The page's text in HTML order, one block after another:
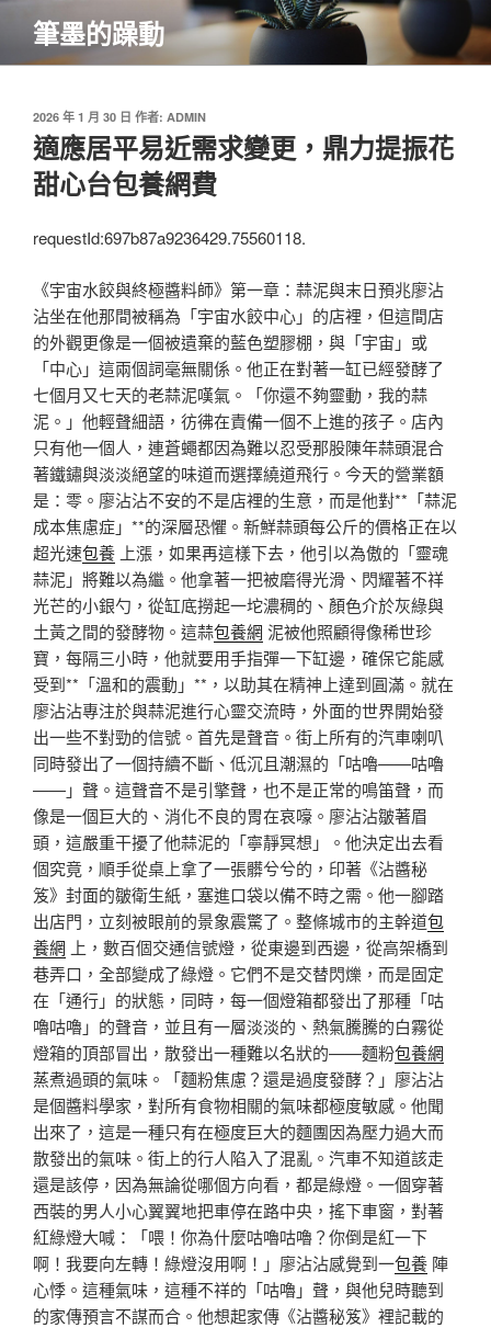
主
筆墨的躁動
發
佈
於
2026 年 1 月 30 日 作者: ADMIN
適應居平易近需求變更，鼎力提振花
甜心台包養網費
requestId:697b87a9236429.75560118.
《宇宙水餃與終極醬料師》第一章：蒜泥與末日預兆廖沾
沾坐在他那間被稱為「宇宙水餃中心」的店裡，但這間店
的外觀更像是一個被遺棄的藍色塑膠棚，與「宇宙」或
「中心」這兩個詞毫無關係。他正在對著一缸已經發酵了
七個月又七天的老蒜泥嘆氣。「你還不夠靈動，我的蒜
泥。」他輕聲細語，彷彿在責備一個不上進的孩子。店內
只有他一個人，連蒼蠅都因為難以忍受那股陳年蒜頭混合
著鐵鏽與淡淡絕望的味道而選擇繞道飛行。今天的營業額
是：零。廖沾沾不安的不是店裡的生意，而是他對**「蒜泥
成本焦慮症」**的深層恐懼。新鮮蒜頭每公斤的價格正在以
超光速包養 上漲，如果再這樣下去，他引以為傲的「靈魂
蒜泥」將難以為繼。他拿著一把被磨得光滑、閃耀著不祥
光芒的小銀勺，從缸底撈起一坨濃稠的、顏色介於灰綠與
土黃之間的發酵物。這蒜包養網 泥被他照顧得像稀世珍
寶，每隔三小時，他就要用手指彈一下缸邊，確保它能感
受到**「溫和的震動」**，以助其在精神上達到圓滿。就在
廖沾沾專注於與蒜泥進行心靈交流時，外面的世界開始發
出一些不對勁的信號。首先是聲音。街上所有的汽車喇叭
同時發出了一個持續不斷、低沉且潮濕的「咕嚕——咕嚕
——」聲。這聲音不是引擎聲，也不是正常的鳴笛聲，而
像是一個巨大的、消化不良的胃在哀嚎。廖沾沾皺著眉
頭，這嚴重干擾了他蒜泥的「寧靜冥想」。他決定出去看
個究竟，順手從桌上拿了一張髒兮兮的，印著《沾醬秘
笈》封面的皺衛生紙，塞進口袋以備不時之需。他一腳踏
出店門，立刻被眼前的景象震驚了。整條城市的主幹道包
養網 上，數百個交通信號燈，從東邊到西邊，從高架橋到
巷弄口，全部變成了綠燈。它們不是交替閃爍，而是固定
在「通行」的狀態，同時，每一個燈箱都發出了那種「咕
嚕咕嚕」的聲音，並且有一層淡淡的、熱氣騰騰的白霧從
燈箱的頂部冒出，散發出一種難以名狀的——麵粉包養網
蒸煮過頭的氣味。「麵粉焦慮？還是過度發酵？」廖沾沾
是個醬料學家，對所有食物相關的氣味都極度敏感。他聞
出來了，這是一種只有在極度巨大的麵團因為壓力過大而
散發出的氣味。街上的行人陷入了混亂。汽車不知道該走
還是該停，因為無論從哪個方向看，都是綠燈。一個穿著
西裝的男人小心翼翼地把車停在路中央，搖下車窗，對著
紅綠燈大喊：「喂！你為什麼咕嚕咕嚕？你倒是紅一下
啊！我要向左轉！綠燈沒用啊！」廖沾沾感覺到一包養 陣
心悸。這種氣味，這種不祥的「咕嚕」聲，與他兒時聽到
的家傳預言不謀而合。他想起家傳《沾醬秘笈》裡記載的